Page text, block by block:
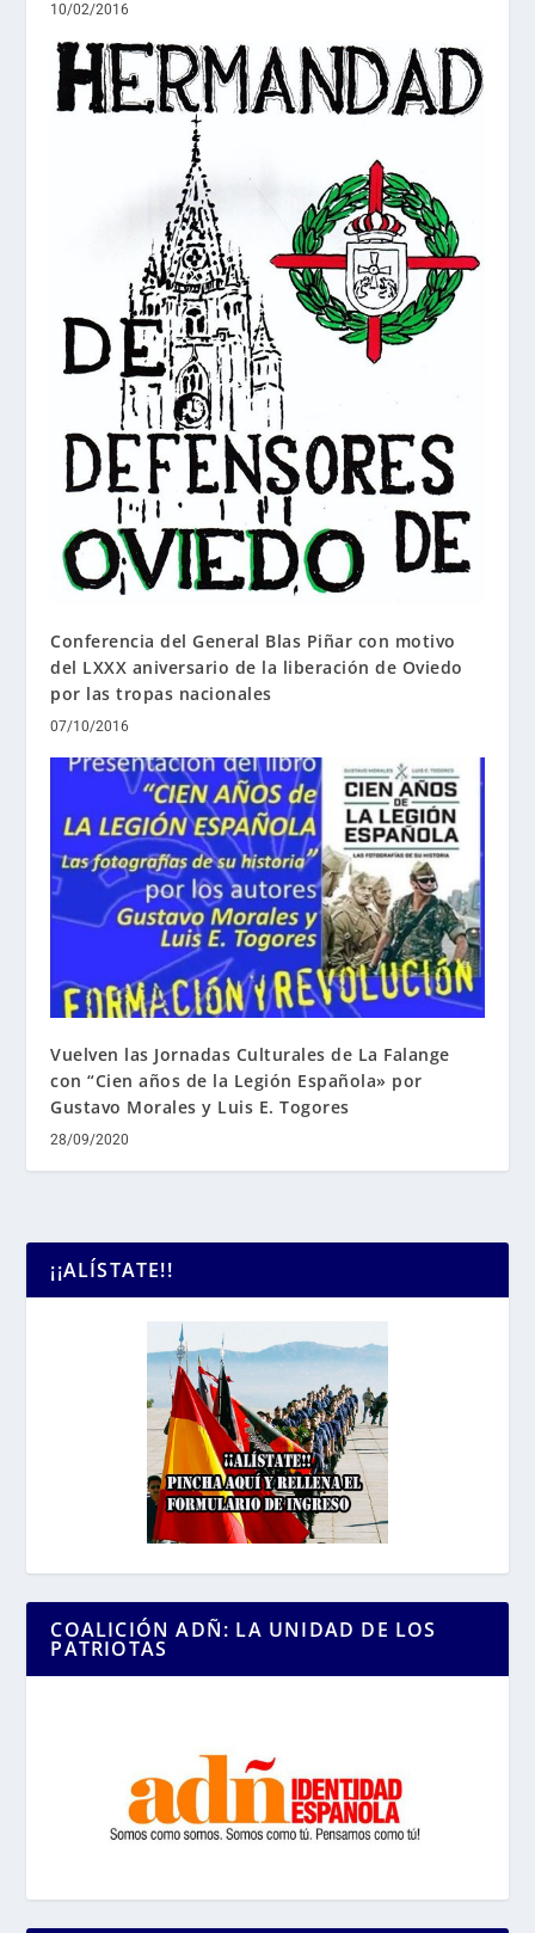
10/02/2016
Conferencia del General Blas Piñar con motivo
del LXXX aniversario de la liberación de Oviedo
por las tropas nacionales
07/10/2016
Vuelven las Jornadas Culturales de La Falange
con “Cien años de la Legión Española» por
Gustavo Morales y Luis E. Togores
28/09/2020
¡¡ALÍSTATE!!
COALICIÓN ADÑ: LA UNIDAD DE LOS
PATRIOTAS